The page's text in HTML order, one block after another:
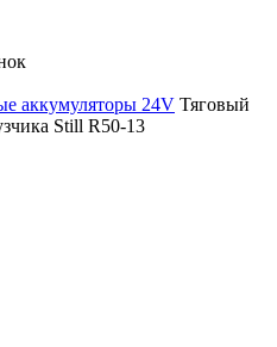
аккумуляторы 24V Тяговый
Still R50-13